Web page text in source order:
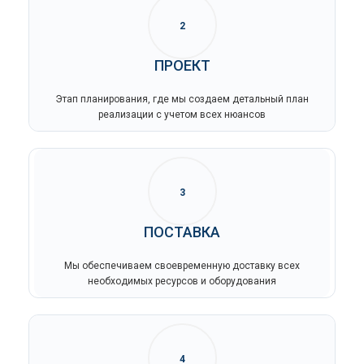
2
ПРОЕКТ
Этап планирования, где мы создаем детальный план
реализации с учетом всех нюансов
3
ПОСТАВКА
Мы обеспечиваем своевременную доставку всех
необходимых ресурсов и оборудования
4